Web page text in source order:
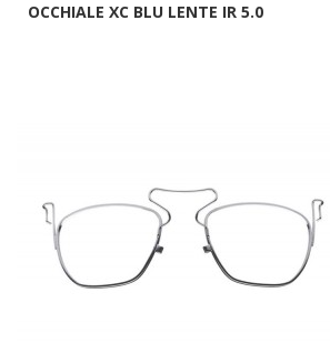
OCCHIALE XC BLU LENTE IR 5.0